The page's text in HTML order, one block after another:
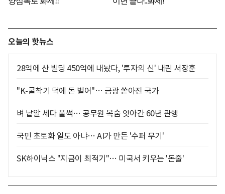
오늘의 핫뉴스
28억에 산 빌딩 450억에 내놨다, '투자의 신' 내린 서장훈
"K-굴착기 덕에 돈 벌어"… 금광 쏟아진 국가
벼 낱알 세다 풀썩… 공무원 목숨 앗아간 60년 관행
국민 초토화 일도 아냐… AI가 만든 '수퍼 무기'
SK하이닉스 "지금이 최적기"… 미국서 키우는 '돈줄'